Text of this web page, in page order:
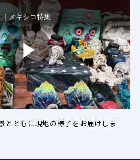
メキシコ特集
P
l
ともに現地の様子をお届けしま